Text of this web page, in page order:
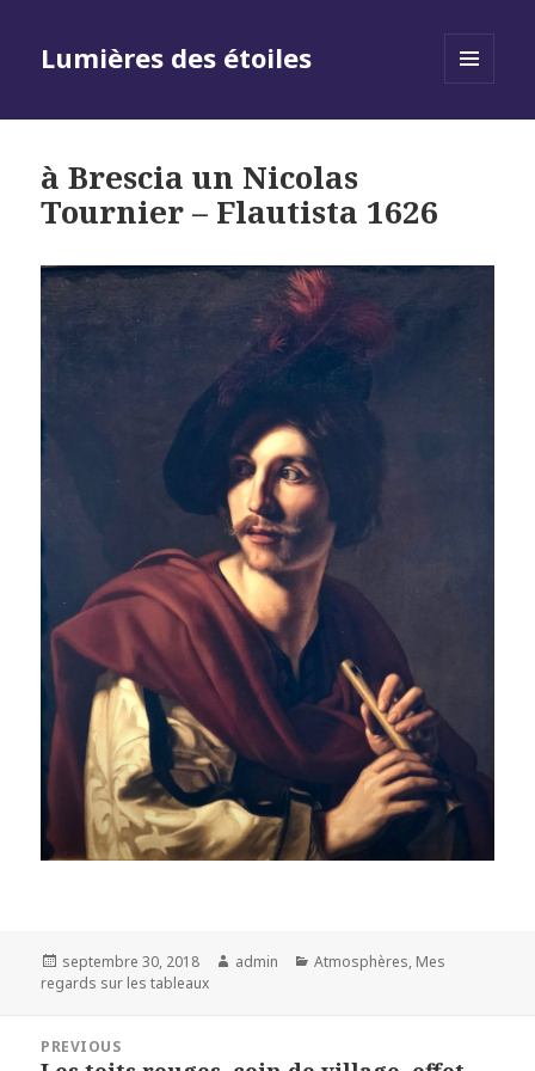
Lumières des étoiles
à Brescia un Nicolas
Tournier – Flautista 1626
Posted
on
septembre 30, 2018 Author
admin Categories
Atmosphères, Mes
regards sur les tableaux
PREVIOUS